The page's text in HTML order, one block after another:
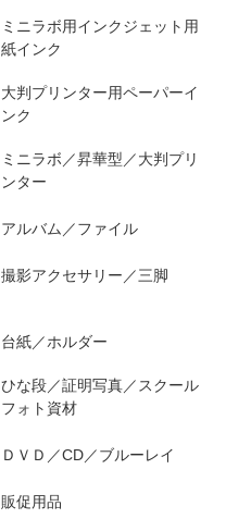
ミニラボ用インクジェット用
紙インク
大判プリンター用ペーパーイ
ンク
ミニラボ／昇華型／大判プリ
ンター
アルバム／ファイル
撮影アクセサリー／三脚
台紙／ホルダー
ひな段／証明写真／スクール
フォト資材
ＤＶＤ／CD／ブルーレイ
販促用品